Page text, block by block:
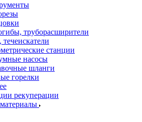
труборасширители
станции
насосы
шланги
горелки
рекуперации